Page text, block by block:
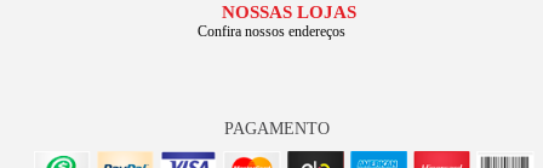
NOSSAS LOJAS
Confira nossos endereços
PAGAMENTO